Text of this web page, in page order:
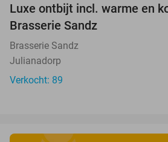
Luxe ontbijt incl. warme en
Brasserie Sandz
Brasserie Sandz
Julianadorp
Verkocht: 89